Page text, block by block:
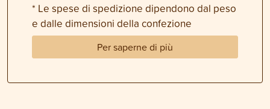
* Le spese di spedizione dipendono dal peso
e dalle dimensioni della confezione
Per saperne di più